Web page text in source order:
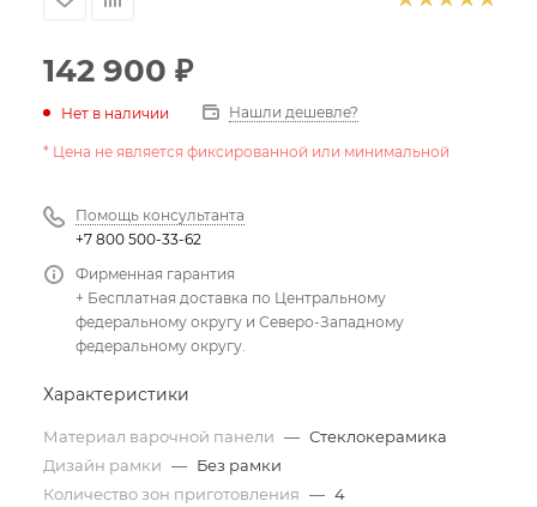
142 900 ₽
Нет в наличии Нашли дешевле?
* Цена не является фиксированной или минимальной
Помощь консультанта
+7 800 500-33-62
Фирменная гарантия
+ Бесплатная доставка по Центральному
федеральному округу и Северо-Западному
федеральному округу.
Характеристики
Материал варочной панели — Стеклокерамика
Дизайн рамки — Без рамки
Количество зон приготовления — 4